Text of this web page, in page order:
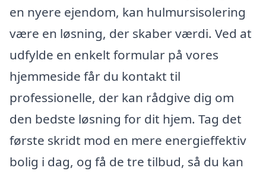
en nyere ejendom, kan hulmursisolering
være en løsning, der skaber værdi. Ved at
udfylde en enkelt formular på vores
hjemmeside får du kontakt til
professionelle, der kan rådgive dig om
den bedste løsning for dit hjem. Tag det
første skridt mod en mere energieffektiv
bolig i dag, og få de tre tilbud, så du kan